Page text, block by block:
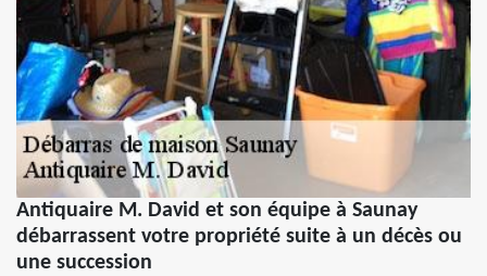
Antiquaire M. David et son équipe à Saunay
débarrassent votre propriété suite à un décès ou
une succession